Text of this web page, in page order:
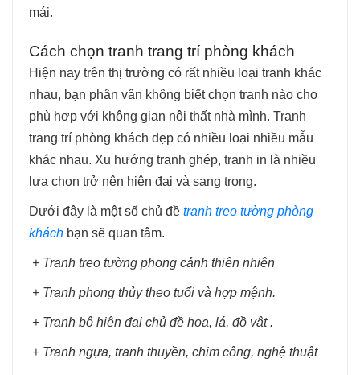
mái.
Cách chọn tranh trang trí phòng khách
Hiện nay trên thị trường có rất nhiều loại tranh khác
nhau, bạn phân vân không biết chọn tranh nào cho
phù hợp với không gian nội thất nhà mình. Tranh
trang trí phòng khách đẹp có nhiều loại nhiều mẫu
khác nhau. Xu hướng tranh ghép, tranh in là nhiều
lựa chọn trở nên hiện đại và sang trọng.
Dưới đây là một số chủ đề tranh treo tường phòng
khách bạn sẽ quan tâm.
+ Tranh treo tường phong cảnh thiên nhiên
+ Tranh phong thủy theo tuổi và hợp mệnh.
+ Tranh bộ hiện đại chủ đề hoa, lá, đồ vật .
+ Tranh ngựa, tranh thuyền, chim công, nghệ thuật